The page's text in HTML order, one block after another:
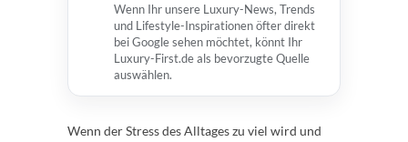
Wenn Ihr unsere Luxury-News, Trends
und Lifestyle-Inspirationen öfter direkt
bei Google sehen möchtet, könnt Ihr
Luxury-First.de als bevorzugte Quelle
auswählen.
Wenn der Stress des Alltages zu viel wird und